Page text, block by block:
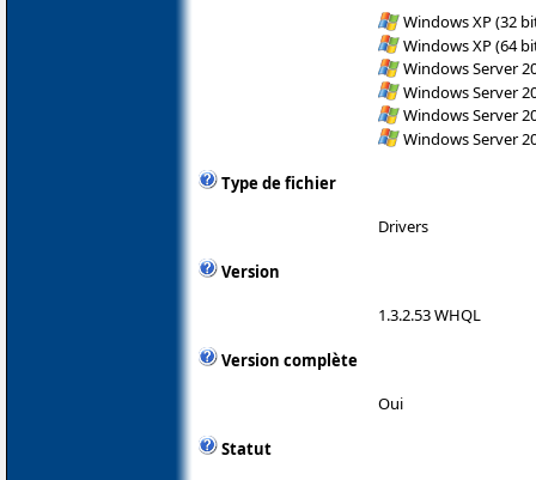
Windows XP (32
Windows XP (64
Windows Server
Windows Server
Windows Server
Windows Server
Type de fichier
Drivers
Version
1.3.2.53 WHQL
Version complète
Oui
Statut